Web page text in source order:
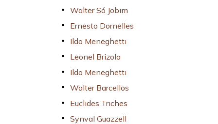
Walter Só Jobim
Ernesto Dornelles
Ildo Meneghetti
Leonel Brizola
Ildo Meneghetti
Walter Barcellos
Euclides Triches
Synval Guazzell